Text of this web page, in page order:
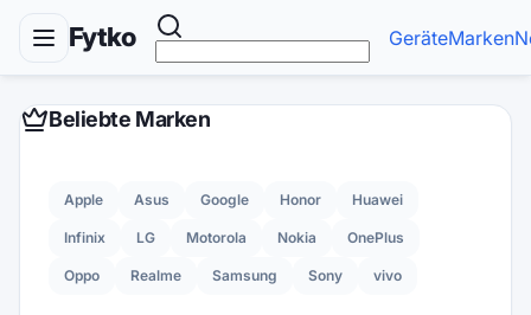
Fytko GeräteMarken
Beliebte Marken
Apple Asus Google Honor Huawei
Infinix LG Motorola Nokia OnePlus
Oppo Realme Samsung Sony vivo